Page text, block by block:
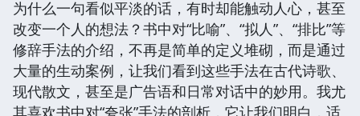
为什么一句看似平淡的话，有时却能触动人心，甚至
改变一个人的想法？书中对“比喻”、“拟人”、“排比”等
修辞手法的介绍，不再是简单的定义堆砌，而是通过
大量的生动案例，让我们看到这些手法在古代诗歌、
现代散文，甚至是广告语和日常对话中的妙用。我尤
其喜欢书中对“夸张”手法的剖析，它让我们明白，适